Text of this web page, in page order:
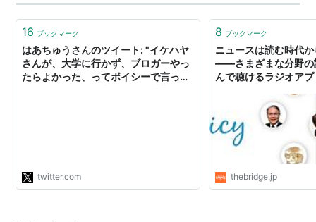
16 ブックマーク
はあちゅうさんのツイート: "イケハヤ
さんが、大学に行かず、ブロガーやっ
たらよかった、ってボイシーで言って
twitter.com
8 ブックマーク
ニュースは読む時代
——さまざまな分野の
んで聴けるラジオア
thebridge.jp